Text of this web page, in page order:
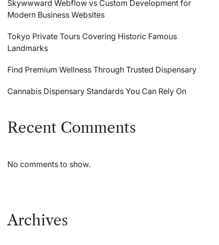
Skywwward Webflow vs Custom Development for
Modern Business Websites
Tokyo Private Tours Covering Historic Famous
Landmarks
Find Premium Wellness Through Trusted Dispensary
Cannabis Dispensary Standards You Can Rely On
Recent Comments
No comments to show.
Archives